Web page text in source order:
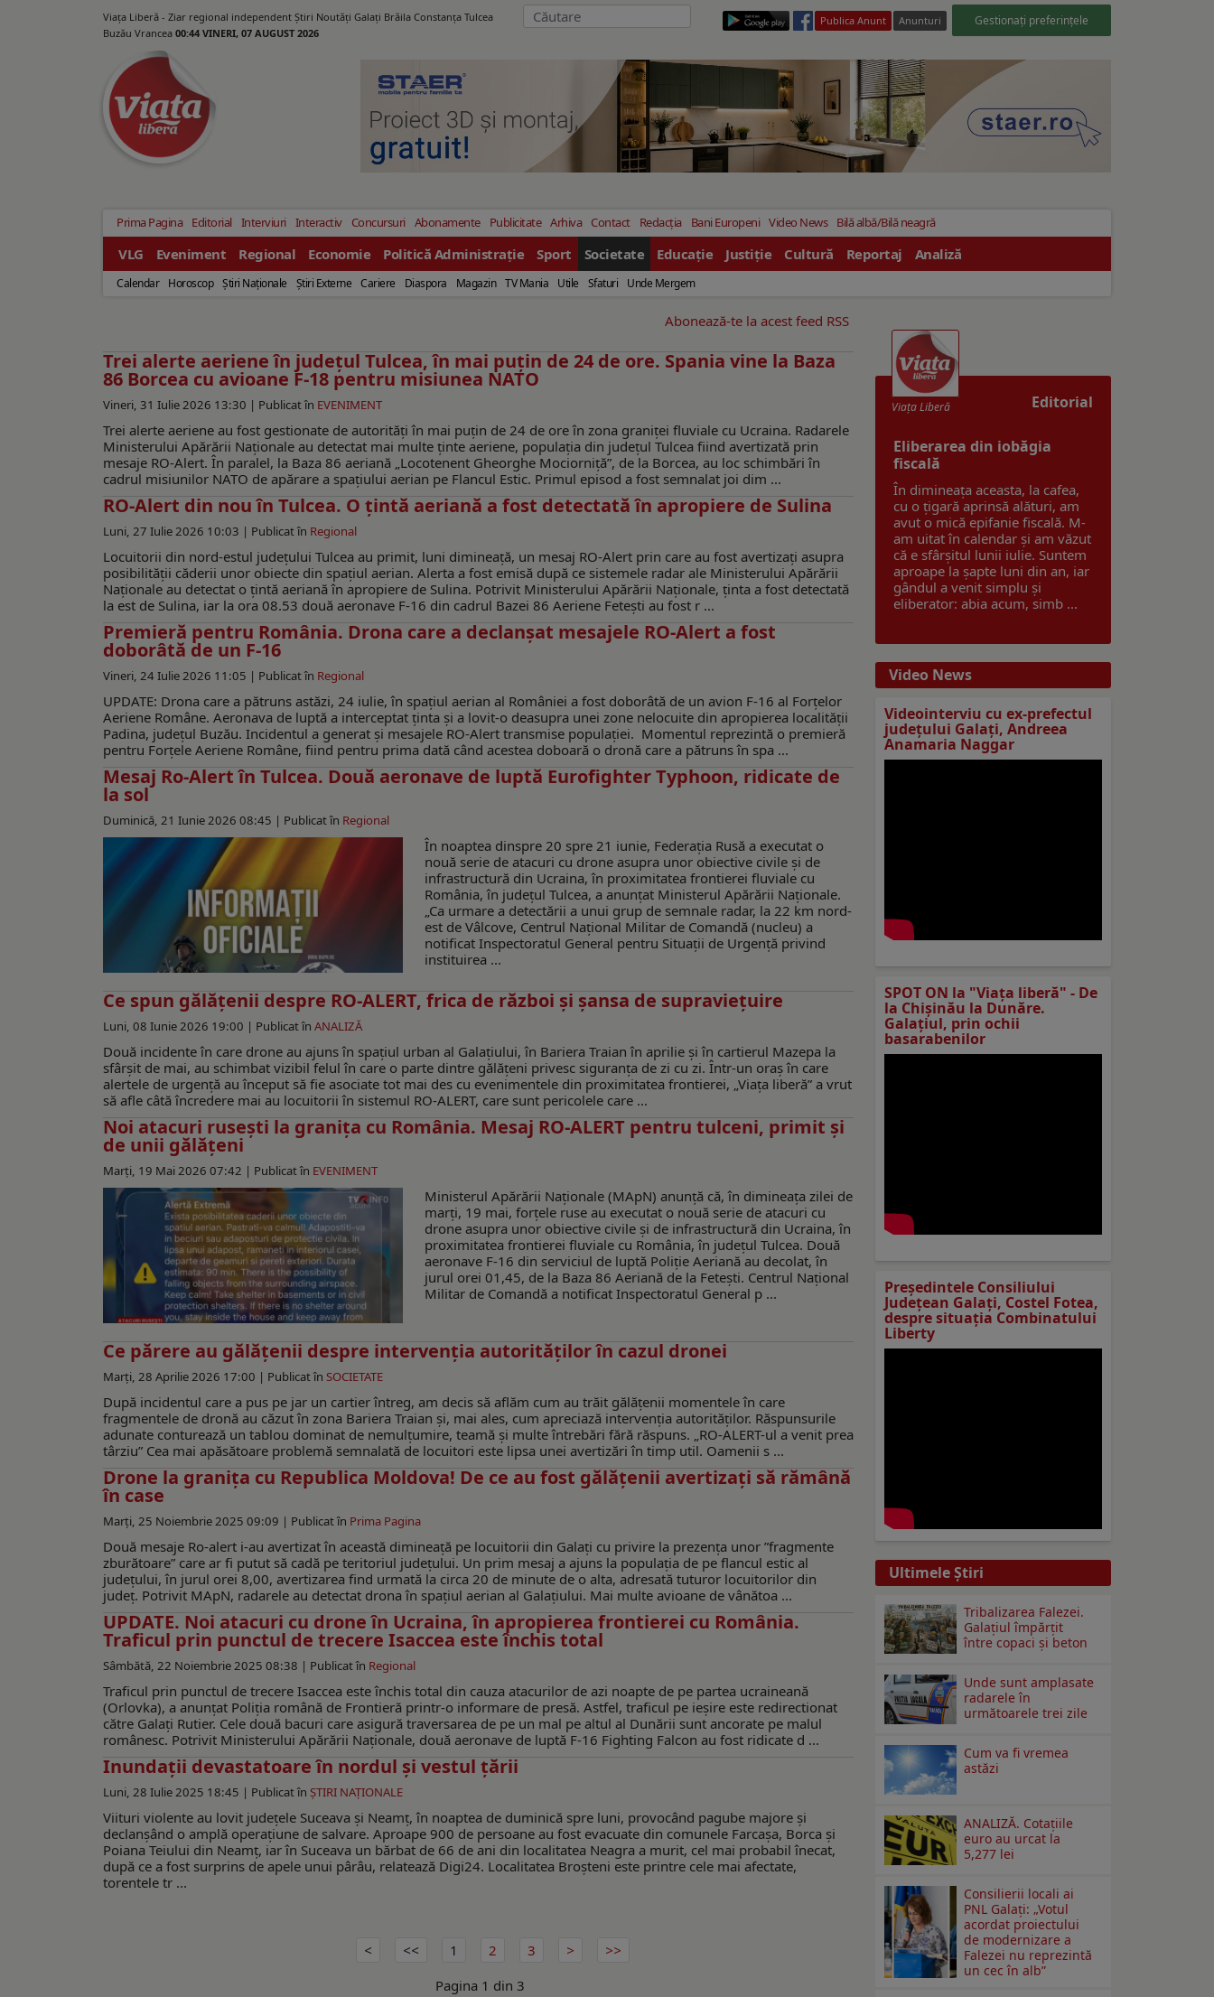
Viața Liberă - Ziar regional independent Știri Noutăți Galaţi Brăila Constanţa Tulcea
Buzău Vrancea 00:44 VINERI, 07 AUGUST 2026
Publica Anunt Anunturi Gestionați preferințele
Prima Pagina Editorial Interviuri Interactiv Concursuri Abonamente Publicitate Arhiva Contact Redacția Bani Europeni Video News Bilă albă/Bilă neagră
VLG Eveniment Regional Economie Politică Administrație Sport Societate Educație Justiție Cultură Reportaj Analiză
Calendar Horoscop Ştiri Naţionale Ştiri Externe Cariere Diaspora Magazin TV Mania Utile Sfaturi Unde Mergem
Abonează-te la acest feed RSS
Trei alerte aeriene în județul Tulcea, în mai puțin de 24 de ore. Spania vine la Baza
86 Borcea cu avioane F-18 pentru misiunea NATO
Vineri, 31 Iulie 2026 13:30 | Publicat în EVENIMENT
Trei alerte aeriene au fost gestionate de autorități în mai puțin de 24 de ore în zona graniței fluviale cu Ucraina. Radarele
Ministerului Apărării Naționale au detectat mai multe ținte aeriene, populația din județul Tulcea fiind avertizată prin
mesaje RO-Alert. În paralel, la Baza 86 aeriană „Locotenent Gheorghe Mociorniță”, de la Borcea, au loc schimbări în
cadrul misiunilor NATO de apărare a spațiului aerian pe Flancul Estic. Primul episod a fost semnalat joi dim ...
RO-Alert din nou în Tulcea. O țintă aeriană a fost detectată în apropiere de Sulina
Luni, 27 Iulie 2026 10:03 | Publicat în Regional
Locuitorii din nord-estul județului Tulcea au primit, luni dimineață, un mesaj RO-Alert prin care au fost avertizați asupra
posibilității căderii unor obiecte din spațiul aerian. Alerta a fost emisă după ce sistemele radar ale Ministerului Apărării
Naționale au detectat o țintă aeriană în apropiere de Sulina. Potrivit Ministerului Apărării Naționale, ținta a fost detectată
la est de Sulina, iar la ora 08.53 două aeronave F-16 din cadrul Bazei 86 Aeriene Fetești au fost r ...
Premieră pentru România. Drona care a declanșat mesajele RO-Alert a fost
doborâtă de un F-16
Vineri, 24 Iulie 2026 11:05 | Publicat în Regional
UPDATE: Drona care a pătruns astăzi, 24 iulie, în spațiul aerian al României a fost doborâtă de un avion F-16 al Forțelor
Aeriene Române. Aeronava de luptă a interceptat ținta și a lovit-o deasupra unei zone nelocuite din apropierea localității
Padina, județul Buzău. Incidentul a generat și mesajele RO-Alert transmise populației. Momentul reprezintă o premieră
pentru Forțele Aeriene Române, fiind pentru prima dată când acestea doboară o dronă care a pătruns în spa ...
Mesaj Ro-Alert în Tulcea. Două aeronave de luptă Eurofighter Typhoon, ridicate de
la sol
Duminică, 21 Iunie 2026 08:45 | Publicat în Regional
În noaptea dinspre 20 spre 21 iunie, Federația Rusă a executat o
nouă serie de atacuri cu drone asupra unor obiective civile și de
infrastructură din Ucraina, în proximitatea frontierei fluviale cu
România, în județul Tulcea, a anunţat Ministerul Apărării Naţionale.
„Ca urmare a detectării a unui grup de semnale radar, la 22 km nord-
est de Vâlcove, Centrul Național Militar de Comandă (nucleu) a
notificat Inspectoratul General pentru Situații de Urgență privind
instituirea ...
Ce spun gălățenii despre RO-ALERT, frica de război și șansa de supraviețuire
Luni, 08 Iunie 2026 19:00 | Publicat în ANALIZĂ
Două incidente în care drone au ajuns în spațiul urban al Galațiului, în Bariera Traian în aprilie și în cartierul Mazepa la
sfârșit de mai, au schimbat vizibil felul în care o parte dintre gălățeni privesc siguranța de zi cu zi. Într-un oraș în care
alertele de urgență au început să fie asociate tot mai des cu evenimentele din proximitatea frontierei, „Viața liberă” a vrut
să afle câtă încredere mai au locuitorii în sistemul RO-ALERT, care sunt pericolele care ...
Noi atacuri rusești la graniţa cu România. Mesaj RO-ALERT pentru tulceni, primit şi
de unii gălăţeni
Marți, 19 Mai 2026 07:42 | Publicat în EVENIMENT
Ministerul Apărării Naţionale (MApN) anunţă că, în dimineața zilei de
marți, 19 mai, forțele ruse au executat o nouă serie de atacuri cu
drone asupra unor obiective civile și de infrastructură din Ucraina, în
proximitatea frontierei fluviale cu România, în județul Tulcea. Două
aeronave F-16 din serviciul de luptă Poliție Aeriană au decolat, în
jurul orei 01,45, de la Baza 86 Aeriană de la Fetești. Centrul Național
Militar de Comandă a notificat Inspectoratul General p ...
Ce părere au gălățenii despre intervenția autorităților în cazul dronei
Marți, 28 Aprilie 2026 17:00 | Publicat în SOCIETATE
După incidentul care a pus pe jar un cartier întreg, am decis să aflăm cum au trăit gălățenii momentele în care
fragmentele de dronă au căzut în zona Bariera Traian și, mai ales, cum apreciază intervenția autorităților. Răspunsurile
adunate conturează un tablou dominat de nemulțumire, teamă și multe întrebări fără răspuns. „RO-ALERT-ul a venit prea
târziu” Cea mai apăsătoare problemă semnalată de locuitori este lipsa unei avertizări în timp util. Oamenii s ...
Drone la granița cu Republica Moldova! De ce au fost gălățenii avertizați să rămână
în case
Marți, 25 Noiembrie 2025 09:09 | Publicat în Prima Pagina
Două mesaje Ro-alert i-au avertizat în această dimineață pe locuitorii din Galați cu privire la prezența unor ”fragmente
zburătoare” care ar fi putut să cadă pe teritoriul județului. Un prim mesaj a ajuns la populația de pe flancul estic al
județului, în jurul orei 8,00, avertizarea find urmată la circa 20 de minute de o alta, adresată tuturor locuitorilor din
județ. Potrivit MApN, radarele au detectat drona în spațiul aerian al Galațiului. Mai multe avioane de vânătoa ...
UPDATE. Noi atacuri cu drone în Ucraina, în apropierea frontierei cu România.
Traficul prin punctul de trecere Isaccea este închis total
Sâmbătă, 22 Noiembrie 2025 08:38 | Publicat în Regional
Traficul prin punctul de trecere Isaccea este închis total din cauza atacurilor de azi noapte de pe partea ucraineană
(Orlovka), a anunțat Poliția română de Frontieră printr-o informare de presă. Astfel, traficul pe ieşire este redirectionat
către Galaţi Rutier. Cele două bacuri care asigură traversarea de pe un mal pe altul al Dunării sunt ancorate pe malul
românesc. Potrivit Ministerului Apărării Naţionale, două aeronave de luptă F-16 Fighting Falcon au fost ridicate d ...
Inundații devastatoare în nordul și vestul țării
Luni, 28 Iulie 2025 18:45 | Publicat în ŞTIRI NAŢIONALE
Viituri violente au lovit județele Suceava și Neamț, în noaptea de duminică spre luni, provocând pagube majore și
declanșând o amplă operațiune de salvare. Aproape 900 de persoane au fost evacuate din comunele Farcașa, Borca și
Poiana Teiului din Neamț, iar în Suceava un bărbat de 66 de ani din localitatea Neagra a murit, cel mai probabil înecat,
după ce a fost surprins de apele unui pârâu, relatează Digi24. Localitatea Broșteni este printre cele mai afectate,
torentele tr ...
1 2
3
Pagina 1 din 3
Editorial
Viaţa Liberă
Eliberarea din iobăgia
fiscală
În dimineața aceasta, la cafea,
cu o țigară aprinsă alături, am
avut o mică epifanie fiscală. M-
am uitat în calendar și am văzut
că e sfârșitul lunii iulie. Suntem
aproape la șapte luni din an, iar
gândul a venit simplu și
eliberator: abia acum, simb ...
Video News
Videointerviu cu ex-prefectul
judeţului Galaţi, Andreea
Anamaria Naggar
SPOT ON la "Viaţa liberă" - De
la Chișinău la Dunăre.
Galațiul, prin ochii
basarabenilor
Preşedintele Consiliului
Judeţean Galaţi, Costel Fotea,
despre situaţia Combinatului
Liberty
Ultimele Ştiri
Tribalizarea Falezei.
Galațiul împărțit
între copaci și beton
Unde sunt amplasate
radarele în
următoarele trei zile
Cum va fi vremea
astăzi
ANALIZĂ. Cotațiile
euro au urcat la
5,277 lei
Consilierii locali ai
PNL Galaţi: „Votul
acordat proiectului
de modernizare a
Falezei nu reprezintă
un cec în alb”